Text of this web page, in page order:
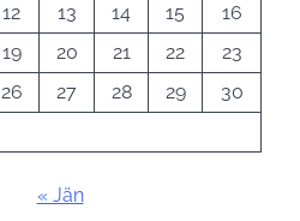
12 13 14 15
16
19 20 21 22
23
26 27 28 29
30
« Jän